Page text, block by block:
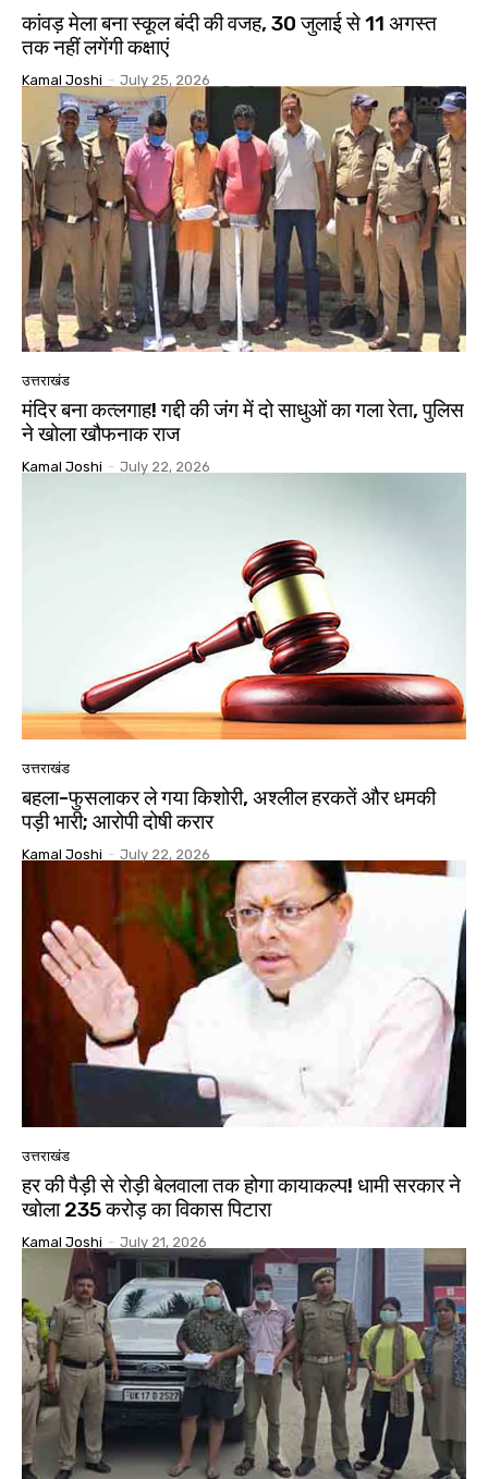
कांवड़ मेला बना स्कूल बंदी की वजह, 30 जुलाई से 11 अगस्त
तक नहीं लगेंगी कक्षाएं
Kamal Joshi - July 25, 2026
उत्तराखंड
मंदिर बना कत्लगाह! गद्दी की जंग में दो साधुओं का गला रेता, पुलिस
ने खोला खौफनाक राज
Kamal Joshi - July 22, 2026
उत्तराखंड
बहला-फुसलाकर ले गया किशोरी, अश्लील हरकतें और धमकी
पड़ी भारी; आरोपी दोषी करार
Kamal Joshi - July 22, 2026
उत्तराखंड
हर की पैड़ी से रोड़ी बेलवाला तक होगा कायाकल्प! धामी सरकार ने
खोला 235 करोड़ का विकास पिटारा
Kamal Joshi - July 21, 2026